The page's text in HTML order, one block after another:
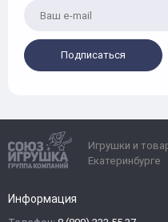
Подписаться
Игрушки и
Екатеринбурге
Информация